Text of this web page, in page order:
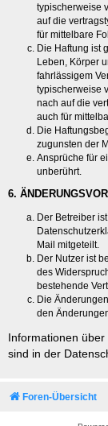
typischerweise
auf die
für mittelbare
Die Haftung ist
Leben, Körper
fahrlässigem
typischerweise
nach auf die
auch für
Die
zugunsten der
Ansprüche für
unberührt.
6.
Der Betreiber
Mail mitgeteilt.
Der Nutzer ist
des
bestehende
Die
den
Informationen
sind in der
Foren-Übersicht